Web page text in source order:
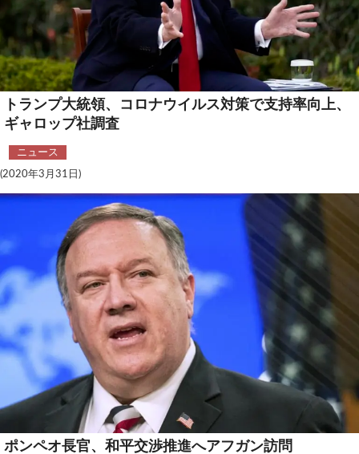
国境・移民政策
テクノロジー
コメンタリー
社説
東アジア
東京発
トランプ大統領、コロナウイルス対策で支持率向上、
ギャロップ社調査
ニュース
(2020年3月31日)
ポンペオ長官、和平交渉推進へアフガン訪問